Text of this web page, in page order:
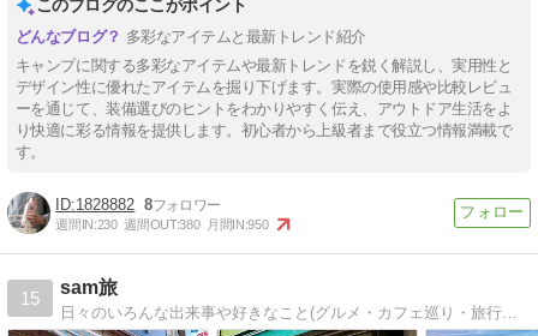
このブログのここがポイント
多彩なアイテムと最新トレンド紹介
キャンプに関する多彩なアイテムや最新トレンドを鋭く解説し、実用性と
デザイン性に優れたアイテムを掘り下げます。実際の使用感や比較レビュ
ーを通じて、装備選びのヒントをわかりやすく伝え、アウトドア生活をよ
り快適に彩る情報を提供します。初心者から上級者まで役立つ情報満載で
す。
1828882 8
週間IN:230 週間OUT:380 月間IN:950
15
sam旅
日々のいろんな出来事や好きなこと(グルメ・カフェ巡り・旅行・キャンプなど)をゆる~くお届けしているブログです！